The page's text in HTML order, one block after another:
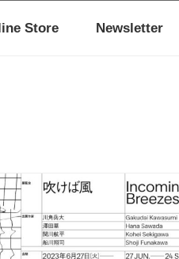
Store Newsletter